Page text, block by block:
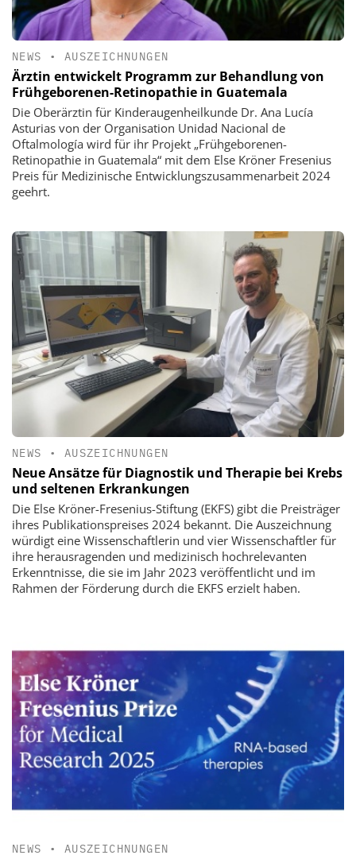
NEWS • AUSZEICHNUNGEN
Ärztin entwickelt Programm zur Behandlung von
Frühgeborenen-Retinopathie in Guatemala
Die Oberärztin für Kinderaugenheilkunde Dr. Ana Lucía
Asturias von der Organisation Unidad Nacional de
Oftalmología wird für ihr Projekt „Frühgeborenen-
Retinopathie in Guatemala“ mit dem Else Kröner Fresenius
Preis für Medizinische Entwicklungszusammenarbeit 2024
geehrt.
NEWS • AUSZEICHNUNGEN
Neue Ansätze für Diagnostik und Therapie bei Krebs
und seltenen Erkrankungen
Die Else Kröner-Fresenius-Stiftung (EKFS) gibt die Preisträger
ihres Publikationspreises 2024 bekannt. Die Auszeichnung
würdigt eine Wissenschaftlerin und vier Wissenschaftler für
ihre herausragenden und medizinisch hochrelevanten
Erkenntnisse, die sie im Jahr 2023 veröffentlicht und im
Rahmen der Förderung durch die EKFS erzielt haben.
NEWS • AUSZEICHNUNGEN